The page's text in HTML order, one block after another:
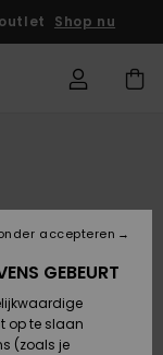
Shop nu
GEBEURT
op te slaan
(zoals je
accepteren